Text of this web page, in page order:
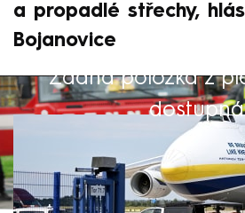
a propadlé střechy,
Bojanovice
Žádná položka z
Výběr redakce